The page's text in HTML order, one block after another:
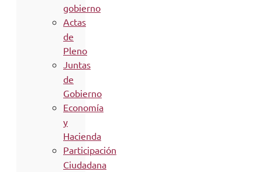
gobierno
Actas
de
Pleno
Juntas
de
Gobierno
Economía
y
Hacienda
Participación
Ciudadana